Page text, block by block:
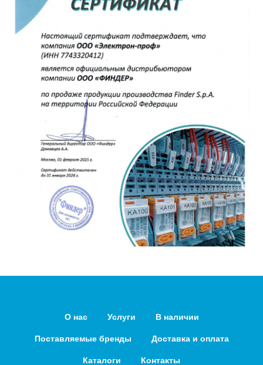
О нас Услуги В наличии
Поставляемые бренды Доставка и оплата
Каталоги Контакты